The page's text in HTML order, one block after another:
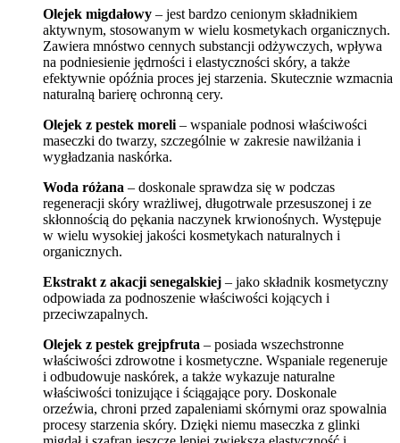
Olejek migdałowy – jest bardzo cenionym składnikiem
aktywnym, stosowanym w wielu kosmetykach organicznych.
Zawiera mnóstwo cennych substancji odżywczych, wpływa
na podniesienie jędrności i elastyczności skóry, a także
efektywnie opóźnia proces jej starzenia. Skutecznie wzmacnia
naturalną barierę ochronną cery.
Olejek z pestek moreli – wspaniale podnosi właściwości
maseczki do twarzy, szczególnie w zakresie nawilżania i
wygładzania naskórka.
Woda różana – doskonale sprawdza się w podczas
regeneracji skóry wrażliwej, długotrwale przesuszonej i ze
skłonnością do pękania naczynek krwionośnych. Występuje
w wielu wysokiej jakości kosmetykach naturalnych i
organicznych.
Ekstrakt z akacji senegalskiej – jako składnik kosmetyczny
odpowiada za podnoszenie właściwości kojących i
przeciwzapalnych.
Olejek z pestek grejpfruta – posiada wszechstronne
właściwości zdrowotne i kosmetyczne. Wspaniale regeneruje
i odbudowuje naskórek, a także wykazuje naturalne
właściwości tonizujące i ściągające pory. Doskonale
orzeźwia, chroni przed zapaleniami skórnymi oraz spowalnia
procesy starzenia skóry. Dzięki niemu maseczka z glinki